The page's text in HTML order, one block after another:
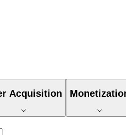
Acquisition